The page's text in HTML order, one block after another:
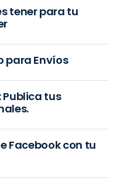
tener para tu
para Envíos
Publica tus
Facebook con tu